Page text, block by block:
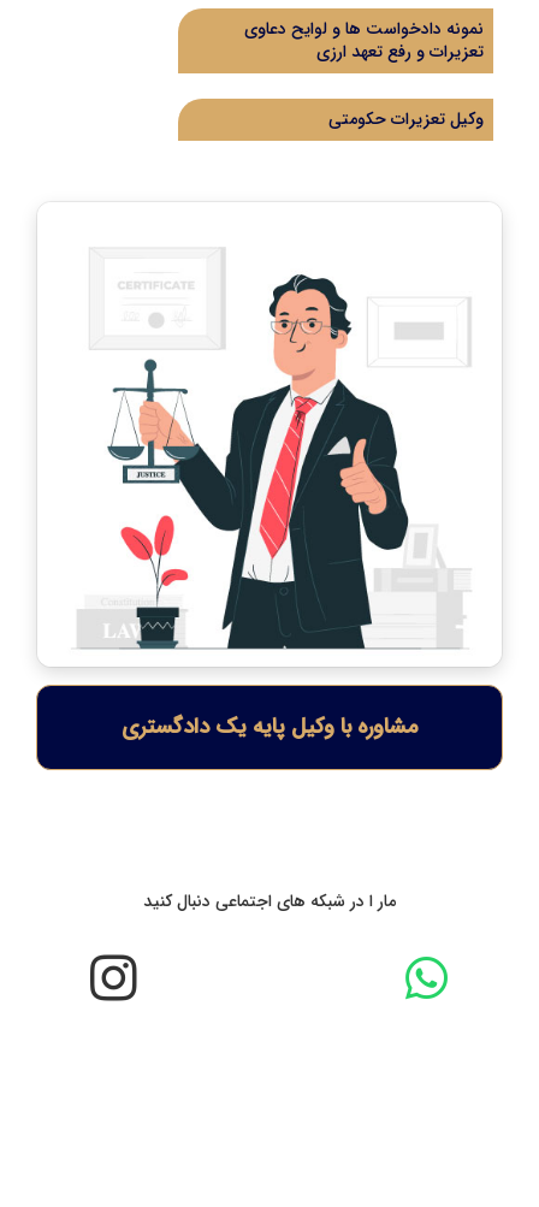
نمونه دادخواست ها و لوایح دعاوی
تعزیرات و رفع تعهد ارزی
وکیل تعزیرات حکومتی
مشاوره با وکیل پایه یک دادگستری
مار ا در شبکه های اجتماعی دنبال کنید